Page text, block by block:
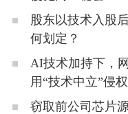
股东以技术入股
何划定？
AI技术加持下，
用“技术中立”侵
窃取前公司芯片